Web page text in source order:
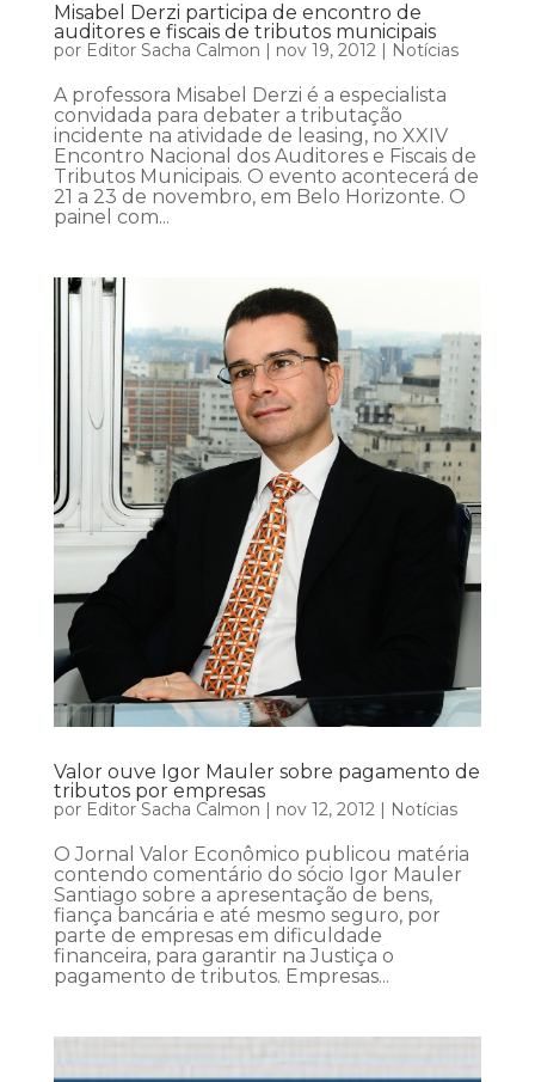
Misabel Derzi participa de encontro de
auditores e fiscais de tributos municipais
por Editor Sacha Calmon | nov 19, 2012| Notícias
A professora Misabel Derzi é a especialista
convidada para debater a tributação
incidente na atividade de leasing, no XXIV
Encontro Nacional dos Auditores e Fiscais de
Tributos Municipais. O evento acontecerá de
21 a 23 de novembro, em Belo Horizonte. O
painel com...
Valor ouve Igor Mauler sobre pagamento de
tributos por empresas
por Editor Sacha Calmon | nov 12, 2012 | Notícias
O Jornal Valor Econômico publicou matéria
contendo comentário do sócio Igor Mauler
Santiago sobre a apresentação de bens,
fiança bancária e até mesmo seguro, por
parte de empresas em dificuldade
financeira, para garantir na Justiça o
pagamento de tributos. Empresas...